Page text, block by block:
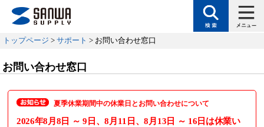
トップページ > サポート > お問い合わせ窓口
お問い合わせ窓口
夏季休業期間中の休業日とお問い合わせについて
2026年8月8日 ～ 9日 、8月11日 、8月13日 ～ 16日 は休業い